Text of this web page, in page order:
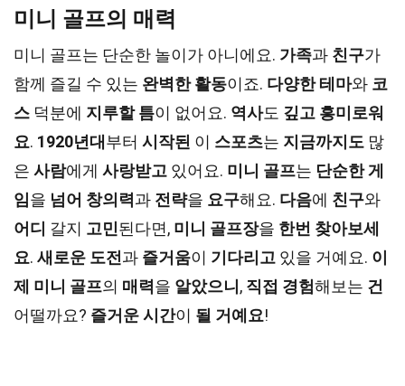
미니 골프의 매력
미니 골프는 단순한 놀이가 아니에요. 가족과 친구가
함께 즐길 수 있는 완벽한 활동이죠. 다양한 테마와 코
스 덕분에 지루할 틈이 없어요. 역사도 깊고 흥미로워
요. 1920년대 부터 시작된 이 스포츠는 지금까지도 많
은 사람에게 사랑받고 있어요. 미니 골프는 단순한게
임을 넘어 창의력과 전략을 요구해요. 다음에 친구와
어디 갈지 고민된다면, 미니 골프장을 한번 찾아보세
요. 새로운 도전 과 즐거움이 기다리고 있을 거예요. 이
제 미니 골프의 매력을 알았으니 , 직접 경험해보는 건
어떨까요? 즐거운시간이 될 거예요!